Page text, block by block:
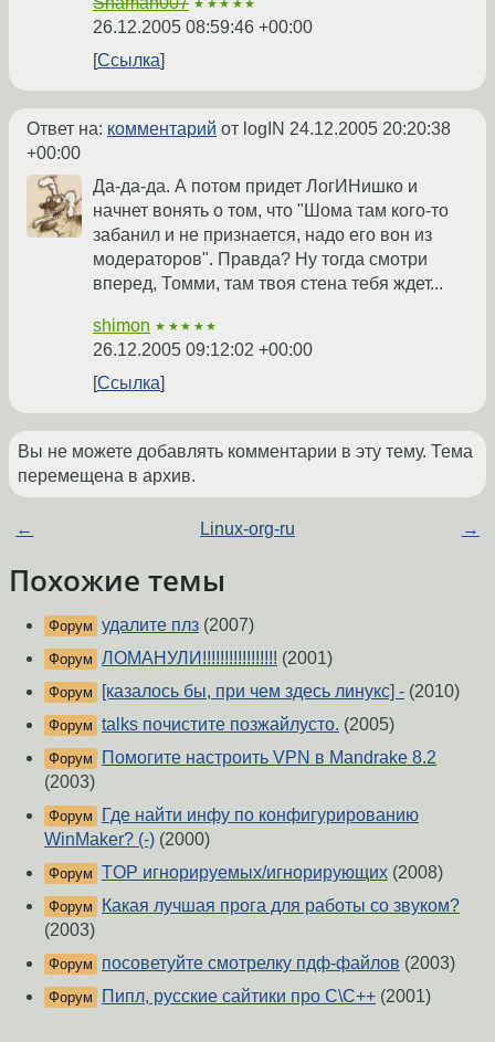
★★★★★
26.12.2005 08:59:46 +00:00
Ссылка
Ответ на: комментарий от logIN 24.12.2005 20:20:38
+00:00
Да-да-да. А потом придет ЛогИНишко и
начнет вонять о том, что "Шома там кого-то
забанил и не признается, надо его вон из
модераторов". Правда? Ну тогда смотри
вперед, Томми, там твоя стена тебя ждет...
shimon ★★★★★
26.12.2005 09:12:02 +00:00
Ссылка
Вы не можете добавлять комментарии в эту тему. Тема
перемещена в архив.
← Linux-org-ru →
Похожие темы
Форум удалите плз (2007)
Форум ЛОМАНУЛИ!!!!!!!!!!!!!!!!! (2001)
Форум [казалось бы, при чем здесь линукс] - (2010)
Форум talks почистите позжайлусто. (2005)
Форум
Помогите настроить VPN в Mandrake 8.2
(2003)
Форум
Где найти инфу по конфигурированию
WinMaker? (-) (2000)
Форум TOP игнорируемых/игнорирующих (2008)
Форум
Какая лучшая прога для работы со звуком?
(2003)
Форум посоветуйте смотрелку пдф-файлов (2003)
Форум Пипл, русские сайтики про С\С++ (2001)